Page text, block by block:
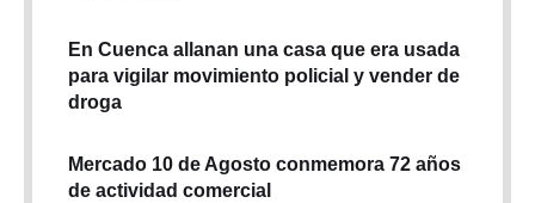
En Cuenca allanan una casa que era usada
para vigilar movimiento policial y vender de
droga
Mercado 10 de Agosto conmemora 72 años
de actividad comercial